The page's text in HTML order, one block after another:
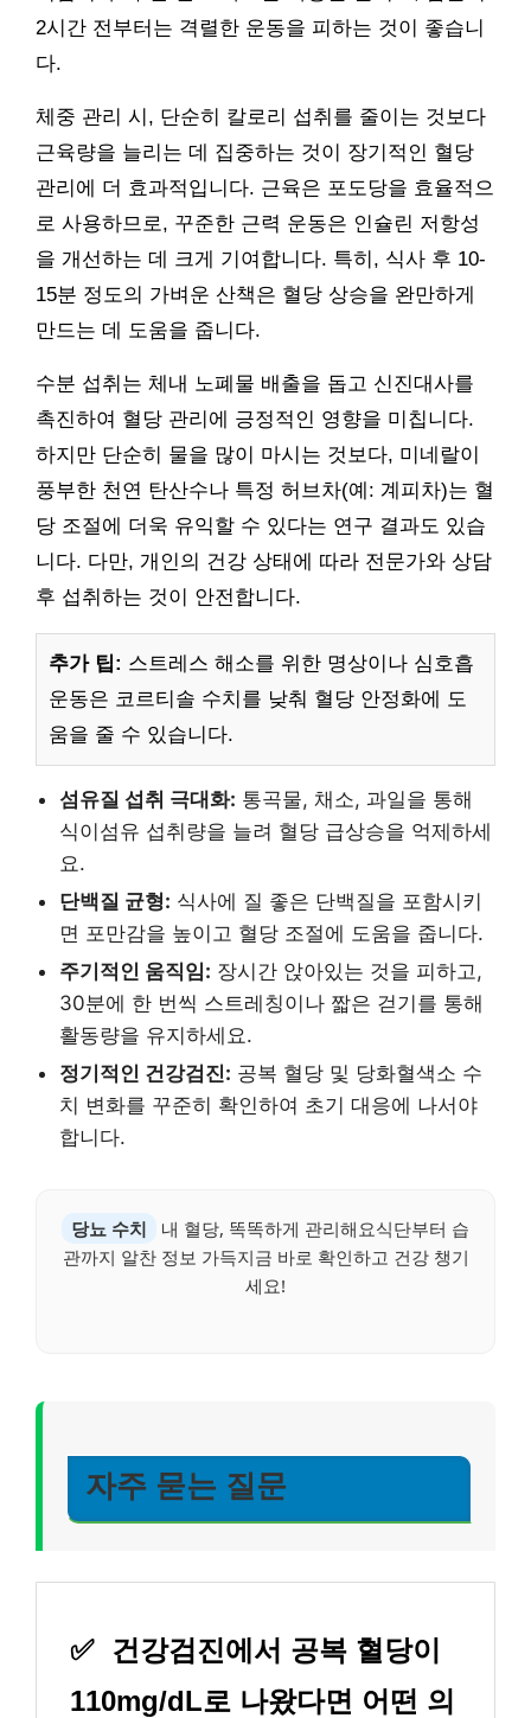
2시간 전부터는 격렬한 운동을 피하는 것이 좋습니
다.
체중 관리 시, 단순히 칼로리 섭취를 줄이는 것보다
근육량을 늘리는 데 집중하는 것이 장기적인 혈당
관리에 더 효과적입니다. 근육은 포도당을 효율적으
로 사용하므로, 꾸준한 근력 운동은 인슐린 저항성
을 개선하는 데 크게 기여합니다. 특히, 식사 후 10-
15분 정도의 가벼운 산책은 혈당 상승을 완만하게
만드는 데 도움을 줍니다.
수분 섭취는 체내 노폐물 배출을 돕고 신진대사를
촉진하여 혈당 관리에 긍정적인 영향을 미칩니다.
하지만 단순히 물을 많이 마시는 것보다, 미네랄이
풍부한 천연 탄산수나 특정 허브차(예: 계피차)는 혈
당 조절에 더욱 유익할 수 있다는 연구 결과도 있습
니다. 다만, 개인의 건강 상태에 따라 전문가와 상담
후 섭취하는 것이 안전합니다.
추가 팁: 스트레스 해소를 위한 명상이나 심호흡
운동은 코르티솔 수치를 낮춰 혈당 안정화에 도
움을 줄 수 있습니다.
섬유질 섭취 극대화: 통곡물, 채소, 과일을 통해
식이섬유 섭취량을 늘려 혈당 급상승을 억제하세
요.
단백질 균형: 식사에 질 좋은 단백질을 포함시키
면 포만감을 높이고 혈당 조절에 도움을 줍니다.
주기적인 움직임: 장시간 앉아있는 것을 피하고,
30분에 한 번씩 스트레칭이나 짧은 걷기를 통해
활동량을 유지하세요.
정기적인 건강검진: 공복 혈당 및 당화혈색소 수
치 변화를 꾸준히 확인하여 초기 대응에 나서야
합니다.
당뇨 수치
내 혈당, 똑똑하게 관리해요식단부터 습
관까지 알찬 정보 가득지금 바로 확인하고 건강 챙기
세요!
자주 묻는 질문
✅
건강검진에서 공복 혈당이
110mg/dL로 나왔다면 어떤 의